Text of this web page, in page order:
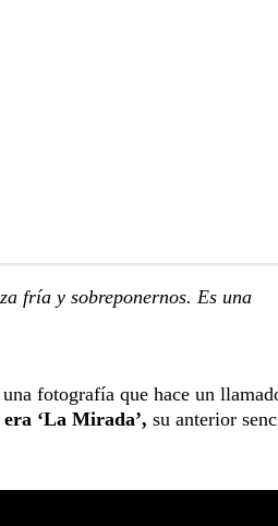
fría y sobreponernos. Es una
fotografía que hace un
‘La Mirada’, su anterior